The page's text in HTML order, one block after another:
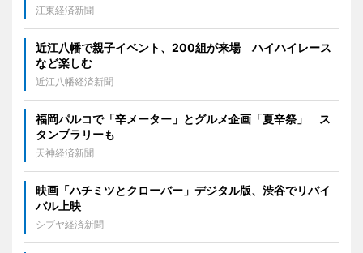
江東経済新聞
近江八幡で親子イベント、200組が来場 ハイハイレース
など楽しむ
近江八幡経済新聞
福岡パルコで「辛メーター」とグルメ企画「夏辛祭」 ス
タンプラリーも
天神経済新聞
映画「ハチミツとクローバー」デジタル版、渋谷でリバイ
バル上映
シブヤ経済新聞